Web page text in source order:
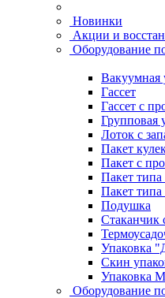
Новинки
Акции и
Оборудование
Вакуумная
Гассет
Гассет с
Групповая
Лоток с
Пакет
Пакет с
Пакет типа
Пакет
Подушка
Стаканчик
Упаковка
Скин
Упаковка
Оборудование